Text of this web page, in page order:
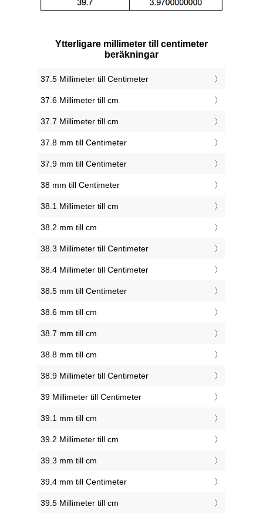
Ytterligare millimeter till centimeter
beräkningar
37.5 Millimeter till Centimeter
37.6 Millimeter till cm
37.7 Millimeter till cm
37.8 mm till Centimeter
37.9 mm till Centimeter
38 mm till Centimeter
38.1 Millimeter till cm
38.2 mm till cm
38.3 Millimeter till Centimeter
38.4 Millimeter till Centimeter
38.5 mm till Centimeter
38.6 mm till cm
38.7 mm till cm
38.8 mm till cm
38.9 Millimeter till Centimeter
39 Millimeter till Centimeter
39.1 mm till cm
39.2 Millimeter till cm
39.3 mm till cm
39.4 mm till Centimeter
39.5 Millimeter till cm